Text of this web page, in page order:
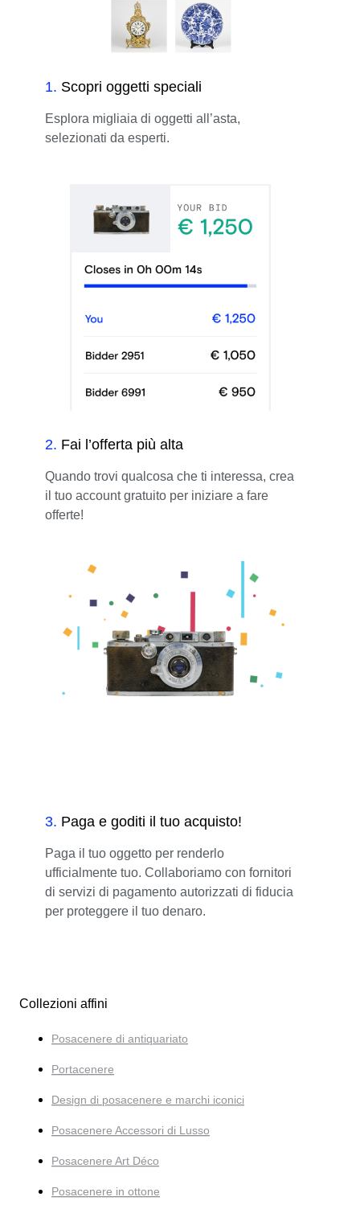
1. Scopri oggetti speciali
Esplora migliaia di oggetti all’asta,
selezionati da esperti.
2. Fai l’offerta più alta
Quando trovi qualcosa che ti interessa, crea
il tuo account gratuito per iniziare a fare
offerte!
3. Paga e goditi il tuo acquisto!
Paga il tuo oggetto per renderlo
ufficialmente tuo. Collaboriamo con fornitori
di servizi di pagamento autorizzati di fiducia
per proteggere il tuo denaro.
Collezioni affini
Posacenere di antiquariato
Portacenere
Design di posacenere e marchi iconici
Posacenere Accessori di Lusso
Posacenere Art Déco
Posacenere in ottone